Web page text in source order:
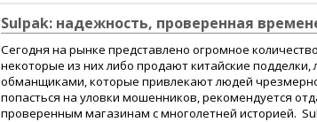
Sulpak: надежность, проверенная
Сегодня на рынке представлено огромное
некоторые из них либо продают китайские подделки,
обманщиками, которые привлекают людей
попасться на уловки мошенников, рекомендуется
проверенным магазинам с многолетней историей.